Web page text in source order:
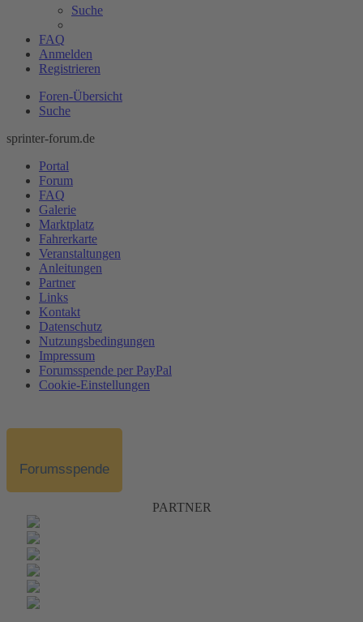
Suche
FAQ
Anmelden
Registrieren
Foren-Übersicht
Suche
sprinter-forum.de
Portal
Forum
FAQ
Galerie
Marktplatz
Fahrerkarte
Veranstaltungen
Anleitungen
Partner
Links
Kontakt
Datenschutz
Nutzungsbedingungen
Impressum
Forumsspende per PayPal
Cookie-Einstellungen
Forumsspende
PARTNER